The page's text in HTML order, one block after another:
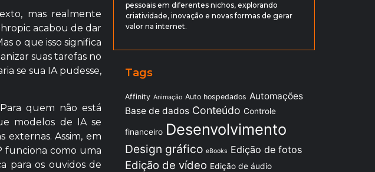
mas realmente
acabou de dar
o que isso significa
suas tarefas no
se sua IA pudesse,
quem não está
modelos de IA se
Assim, em
funciona como uma
para os ouvidos de
pessoais em diferentes nichos, explorando
criatividade, inovação e novas formas de gerar
valor na internet.
Tags
Affinity Animação Auto hospedados Automações
Base de dados Conteúdo Controle
financeiro Desenvolvimento
Design gráfico eBooks Edição de fotos
Edição de vídeo Edição de áudio